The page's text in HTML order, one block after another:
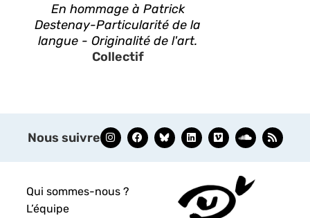
En hommage à Patrick
Destenay-Particularité de la
langue - Originalité de l'art.
Collectif
Nous suivre
Qui sommes-nous ?
L’équipe